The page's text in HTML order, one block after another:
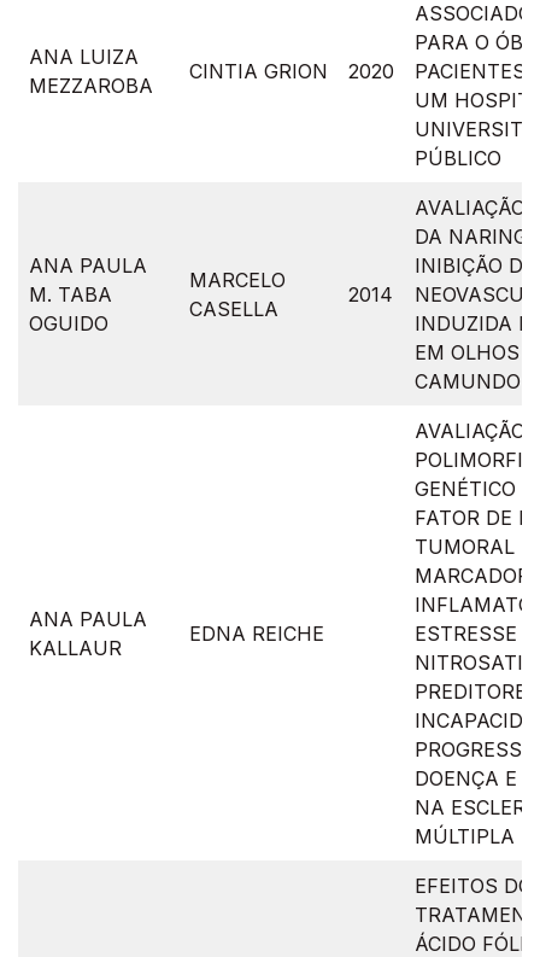
ANA LUIZA
MEZZAROBA
CINTIA GRION 2020
PARA O
PACIENTES
UM
PÚBLICO
ANA PAULA
M. TABA
OGUIDO
MARCELO
CASELLA
2014
AVALIAÇÃO
DA
INIBIÇÃO DA
INDUZIDA
EM OLHOS
ANA PAULA
KALLAUR
EDNA REICHE
AVALIAÇÃO
GENÉTICO
FATOR DE
TUMORAL
ESTRESSE
DOENÇA E
NA
MÚLTIPLA
EFEITOS DO
ÁCIDO